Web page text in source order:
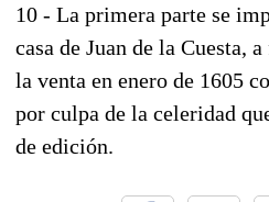
10 - La primera parte se
casa de Juan de la Cuesta,
la venta en enero de 1605
por culpa de la celeridad
de edición.